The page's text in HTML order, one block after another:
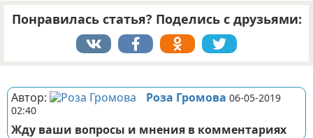
Понравилась статья? Поделись с друзьями:
Автор: Роза Громова 06-05-2019
02:40
Жду ваши вопросы и мнения в комментариях